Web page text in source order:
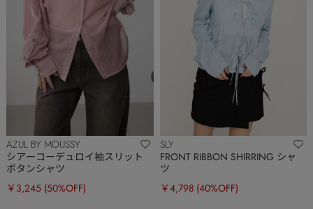
AZUL BY MOUSSY
シアーコーデュロイ袖スリット
ボタンシャツ
￥3,245 (50%OFF)
SLY
FRONT RIBBON SHIRRING シャ
ツ
￥4,798 (40%OFF)